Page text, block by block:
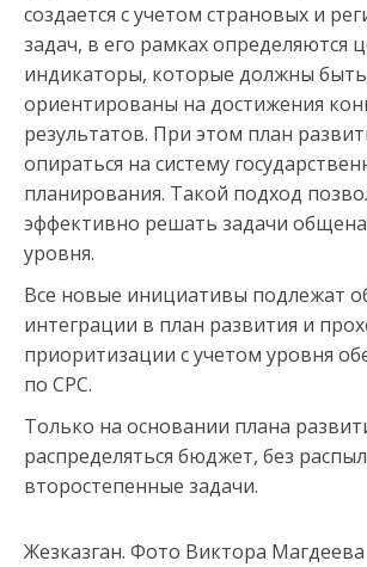
создается с учетом страновых и
задач, в его рамках определяются
индикаторы, которые должны быть
ориентированы на достижения
результатов. При этом план
опираться на систему
планирования. Такой подход
эффективно решать задачи
уровня.
Все новые инициативы подлежат
интеграции в план развития и
приоритизации с учетом уровня
по СРС.
Только на основании плана
распределяться бюджет, без
второстепенные задачи.
Жезказган. Фото Виктора Магдеева